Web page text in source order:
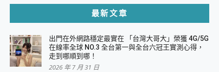
最新文章
出門在外網路穩定最實在 「台灣大哥大」榮獲 4G/5G
在線率全球 NO.3 全台第一與全台六冠王實測心得，
走到哪順到哪！
2026 年 7 月 31 日